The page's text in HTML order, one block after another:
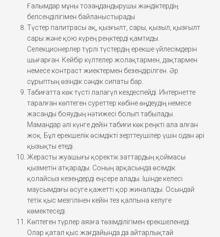
Ғалымдар мұны тозаңдандырушы жәндіктердің
белсенділігімен байланыстырады.
Түстер палитрасы ақ, қызғылт, сары, қызыл, қызғылт
сары және қою күрең реңктерді қамтиды.
Селекционерлер түрлі түстердің ерекше үйлесімдерін
шығарған. Кейбір күлтелер жолақтармен, дақтармен
немесе контраст жиектермен безендірілген. Әр
сұрыптың өзіндік сәндік сипаты бар.
Табиғатта көк түсті лалагүл кездеспейді. Интернетте
таралған көптеген суреттер көбіне өңдеудің немесе
жасанды бояудың нәтижесі болып табылады.
Мамандар әлі күнге дейін табиғи көк реңкті ала алған
жоқ. Бұл ерекшелік өсімдікті зерттеушілер үшін одан әрі
қызықты етеді.
Жерасты жуашығы қоректік заттардың қоймасы
қызметін атқарады. Соның арқасында өсімдік
қолайсыз кезеңдерді еңсере алады. Ішінде келесі
маусымдағы өсуге қажетті қор жиналады. Осындай
тетік қыс мезгілінен кейін тез қалпына келуге
көмектеседі.
Көптеген түрлер аязға төзімділігімен ерекшеленеді.
Олар қатал қыс жағдайында да айтарлықтай